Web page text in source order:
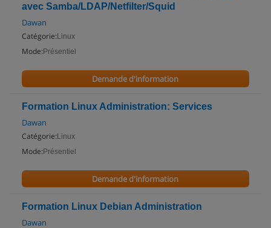
avec Samba/LDAP/Netfilter/Squid
Dawan
Catégorie: Linux
Mode: Présentiel
Demande d'information
Formation Linux Administration: Services
Dawan
Catégorie: Linux
Mode: Présentiel
Demande d'information
Formation Linux Debian Administration
Dawan